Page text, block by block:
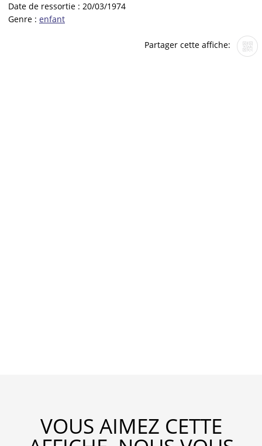
Date de ressortie : 20/03/1974
Genre : enfant
Partager cette affiche:
VOUS AIMEZ CETTE